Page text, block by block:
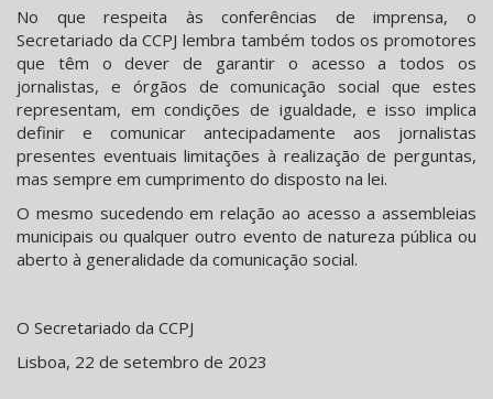
No que respeita às conferências de imprensa, o
Secretariado da CCPJ lembra também todos os promotores
que têm o dever de garantir o acesso a todos os
jornalistas, e órgãos de comunicação social que estes
representam, em condições de igualdade, e isso implica
definir e comunicar antecipadamente aos jornalistas
presentes eventuais limitações à realização de perguntas,
mas sempre em cumprimento do disposto na lei.
O mesmo sucedendo em relação ao acesso a assembleias
municipais ou qualquer outro evento de natureza pública ou
aberto à generalidade da comunicação social.
O Secretariado da CCPJ
Lisboa, 22 de setembro de 2023